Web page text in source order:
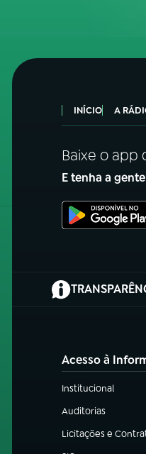
INÍCIO A
Baixe o app
E tenha a
(abre em nova
Acesso à
Institucional
(abre em nova aba)
Auditorias
(abre em nova aba)
Licitações e
(abre em nova aba)